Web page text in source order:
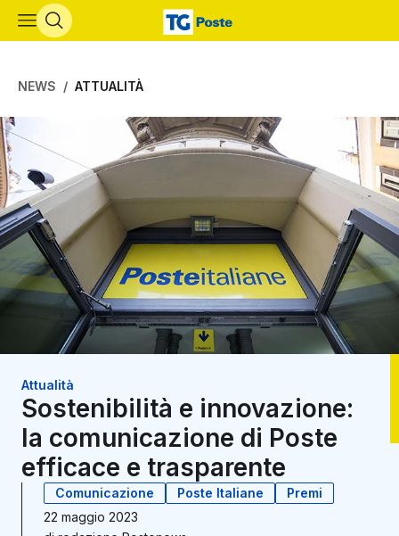
Vai al contenuto principale
NEWS ATTUALITÀ
Attualità
Sostenibilità e innovazione:
la comunicazione di Poste
efficace e trasparente
Comunicazione Poste Italiane
Premi
22 maggio 2023